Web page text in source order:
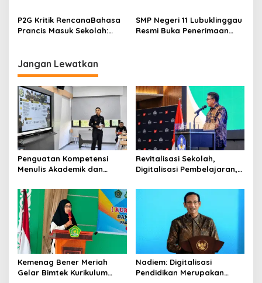
dan Transparan
Surat Edaran Khusus
P2G Kritik RencanaBahasa
Prancis Masuk Sekolah:
SMP Negeri 11 Lubuklinggau
Resmi Buka Penerimaan
Jangan Lewatkan
Penguatan Kompetensi
Menulis Akademik dan
Sespimmen, Bekal
Pemimpin Polri Masa Depan
Revitalisasi Sekolah,
Digitalisasi Pembelajaran,
Jadi Strategi Pemerataan
Kemenag Bener Meriah
Gelar Bimtek Kurikulum
Nadiem: Digitalisasi
Pendidikan Merupakan